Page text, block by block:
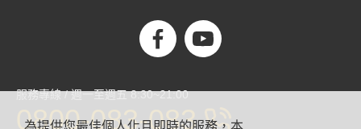
為提供您最佳個人化且即時的服務，本
服務專線 / 週一至週五 8:30~21:00
0800-083-083